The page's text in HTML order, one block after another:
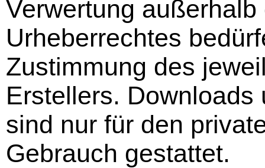
Verwertung
Urheberrechtes
Zustimmung des
Erstellers.
sind nur für den
Gebrauch gestattet.